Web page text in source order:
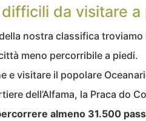
da visitare a
nostra classifica troviamo
meno percorribile a piedi.
e visitare il popolare
dell’Alfama, la Praca do
almeno 31.500